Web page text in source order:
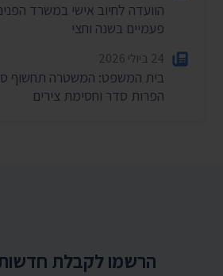
הוועדה לחיוב אישי במשרד
פעמיים בשנה וחצי
24 ביולי 2026
בית המשפט: המשטרה תחשוף
הפרות סדר וחסימת צירים
הרשמו לקבלת חדשות